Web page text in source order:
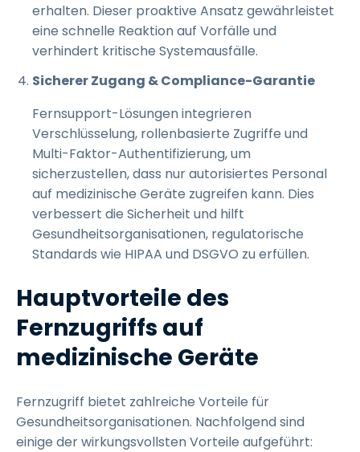
erhalten. Dieser proaktive Ansatz gewährleistet
eine schnelle Reaktion auf Vorfälle und
verhindert kritische Systemausfälle.
Sicherer Zugang & Compliance-Garantie
Fernsupport-Lösungen integrieren
Verschlüsselung, rollenbasierte Zugriffe und
Multi-Faktor-Authentifizierung, um
sicherzustellen, dass nur autorisiertes Personal
auf medizinische Geräte zugreifen kann. Dies
verbessert die Sicherheit und hilft
Gesundheitsorganisationen, regulatorische
Standards wie HIPAA und DSGVO zu erfüllen.
Hauptvorteile des
Fernzugriffs auf
medizinische Geräte
Fernzugriff bietet zahlreiche Vorteile für
Gesundheitsorganisationen. Nachfolgend sind
einige der wirkungsvollsten Vorteile aufgeführt: